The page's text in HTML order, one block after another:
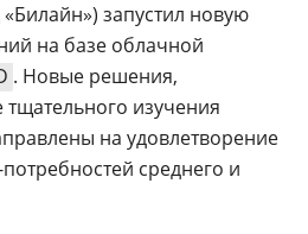
запустил новую
на базе облачной
. Новые решения,
изучения
на удовлетворение
среднего и